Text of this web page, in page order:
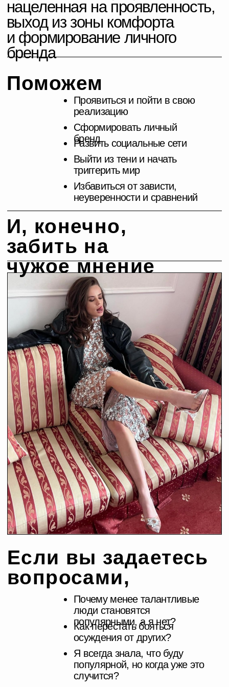
Избавиться от зависти,
неуверенности и сравнений
И, конечно,
забить на
чужое мнение
Почему менее талантливые
люди становятся
популярными, а я нет?
Если вы задаетесь
вопросами,
Как перестать бояться
осуждения от других?
Я всегда знала, что буду
популярной, но когда уже это
случится?
Я хочу многое сказать миру, но
вечно просто копирую то, что
делают другие, как быть?
Может я не особенная,
недостаточно талантливая
или красивая, это все
детские мечты и не для
меня?
Как перестать прятаться,
громко заявить миру о себе и
заставить его слушать?
… то вам к нам!
Терапевтический разговор с психологом
о желании быть видимым и о том, что за этим
прячется.
-01-
«Желание быть
звездой. Травма или
Как справляться с ощущением своей
особенности, непониманием со стороны
близких, как сломать паттерны, перестать
саботировать самого себя и просто пойти